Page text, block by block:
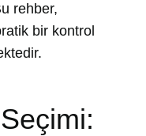
rehber,
bir kontrol